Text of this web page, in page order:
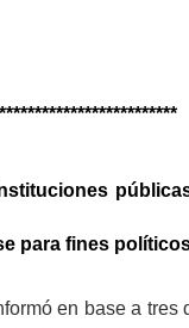
para fines
en base a tres